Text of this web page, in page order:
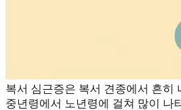
복서 심근증은 복서 견종에서 흔히
중년령에서 노년령에 걸쳐 많이 나